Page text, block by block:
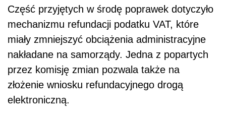
Część przyjętych w środę poprawek dotyczyło
mechanizmu refundacji podatku VAT, które
miały zmniejszyć obciążenia administracyjne
nakładane na samorządy. Jedna z popartych
przez komisję zmian pozwala także na
złożenie wniosku refundacyjnego drogą
elektroniczną.